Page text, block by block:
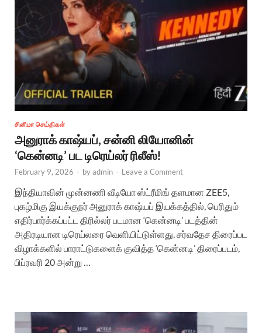
சினிமா செய்திகள்
அனுராக் காஷ்யப், சன்னி லியோனின்
‘கென்னடி’ பட டிரெய்லர் ரிலீஸ்!
February 9, 2026 - byadmin - Leave a Comment
இந்தியாவின் முன்னணி வீடியோ ஸ்ட்ரீமிங் தளமான ZEE5,
புகழ்மிகு இயக்குநர் அனுராக் காஷ்யப் இயக்கத்தில், பெரிதும்
எதிர்பார்க்கப்பட்ட திரில்லர் படமான ‘கென்னடி’ படத்தின்
அதிரடியான டிரெய்லரை வெளியிட்டுள்ளது. சர்வதேச திரைப்பட
விழாக்களில் பாராட்டுகளைக் குவித்த ‘கென்னடி’ திரைப்படம்,
பிப்ரவரி 20 அன்று …